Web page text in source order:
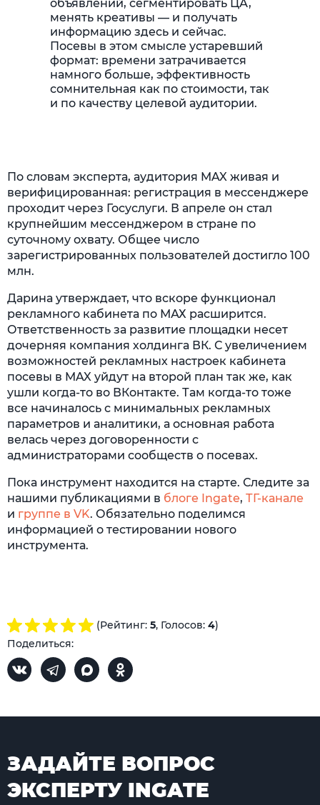
объявлений, сегментировать ЦА,
менять креативы — и получать
информацию здесь и сейчас.
Посевы в этом смысле устаревший
формат: времени затрачивается
намного больше, эффективность
сомнительная как по стоимости, так
и по качеству целевой аудитории.
По словам эксперта, аудитория MAX живая и
верифицированная: регистрация в мессенджере
проходит через Госуслуги. В апреле он стал
крупнейшим мессенджером в стране по
суточному охвату. Общее число
зарегистрированных пользователей достигло 100
млн.
Дарина утверждает, что вскоре функционал
рекламного кабинета по МАХ расширится.
Ответственность за развитие площадки несет
дочерняя компания холдинга ВК. С увеличением
возможностей рекламных настроек кабинета
посевы в MAX уйдут на второй план так же, как
ушли когда-то во ВКонтакте. Там когда-то тоже
все начиналось с минимальных рекламных
параметров и аналитики, а основная работа
велась через договоренности с
администраторами сообществ о посевах.
Пока инструмент находится на старте. Следите за
нашими публикациями в блоге Ingate, ТГ-канале
и группе в VK. Обязательно поделимся
информацией о тестировании нового
инструмента.
(Рейтинг: 5, Голосов: 4)
Поделиться:
ЗАДАЙТЕ ВОПРОС
ЭКСПЕРТУ INGATE